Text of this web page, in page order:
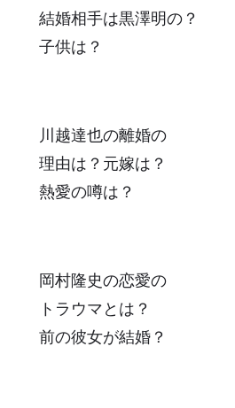
結婚相手は黒澤明の？
子供は？
川越達也の離婚の
理由は？元嫁は？
熱愛の噂は？
岡村隆史の恋愛の
トラウマとは？
前の彼女が結婚？